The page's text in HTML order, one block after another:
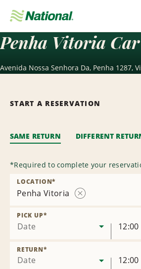
Navigation
Penha Vitoria
Avenida Nossa Senhora Da, Penha 1287,
START A RESERVATION
SAME RETURN DIFFERENT
*Required to complete your
Penha Vitoria
LOCATION*
Date
PICK UP*
12:00
Date
RETURN*
12:00